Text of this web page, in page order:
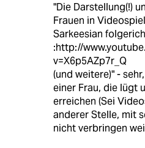
"Die Darstellung(!)
Frauen in
Sarkeesian
:http://
v=X6p5AZp7r_Q
(und weitere)" -
einer Frau, die lügt
erreichen (Sei
anderer Stelle, mit
nicht verbringen